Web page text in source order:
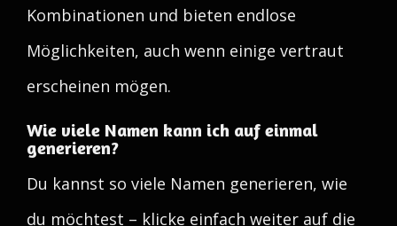
Kombinationen und bieten endlose
Möglichkeiten, auch wenn einige vertraut
erscheinen mögen.
Wie viele Namen kann ich auf einmal
generieren?
Du kannst so viele Namen generieren, wie
du möchtest – klicke einfach weiter auf die